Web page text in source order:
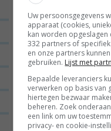
Naam*
E-mail*
Site
Uw persoonsgegevens
apparaat (cookies,
kan worden
332 partners of
en onze partners
gebruiken. Lijst met
Bepaalde leveranciers
verwerken op basis van
hiertegen bezwaar
beheren. Zoek
een link om uw
privacy- en cookie-